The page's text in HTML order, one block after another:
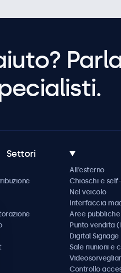
Settori
All'esterno
Chioschi e
Nel veicolo
Interfaccia
Aree pubbliche
Punto vendita
Digital Signage
Sale riunioni e
Controllo